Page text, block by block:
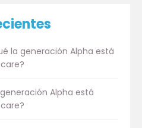
la generación Alpha está
Alpha está